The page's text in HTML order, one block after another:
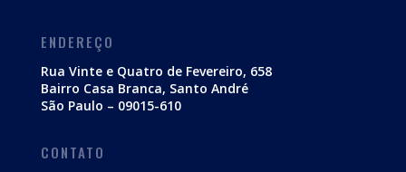
ENDEREÇO
Rua Vinte e Quatro de Fevereiro, 658
Bairro Casa Branca, Santo André
São Paulo – 09015-610
CONTATO